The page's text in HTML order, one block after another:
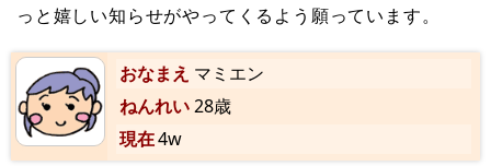
っと嬉しい知らせがやってくるよう願っています。
おなまえ マミエン
ねんれい28歳
現在4w